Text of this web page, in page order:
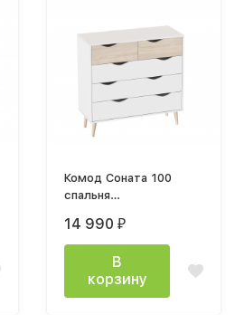
Комод Соната 100
спальня
белый / дуб сонома
14 990 ₽
В
корзину